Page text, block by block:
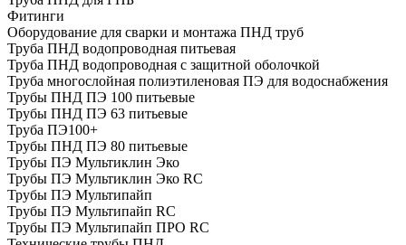
Фитинги
Оборудование для сварки и монтажа ПНД труб
Труба ПНД водопроводная питьевая
Труба ПНД водопроводная с защитной оболочкой
Труба многослойная полиэтиленовая ПЭ для водоснабжения
Трубы ПНД ПЭ 100 питьевые
Трубы ПНД ПЭ 63 питьевые
Труба ПЭ100+
Трубы ПНД ПЭ 80 питьевые
Трубы ПЭ Мультиклин Эко
Трубы ПЭ Мультиклин Эко RC
Трубы ПЭ Мультипайп
Трубы ПЭ Мультипайп RC
Трубы ПЭ Мультипайп ПРО RC